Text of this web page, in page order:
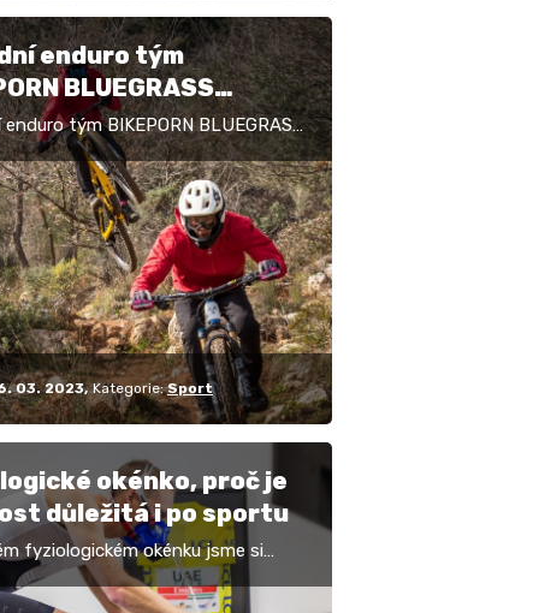
enduro tým
BLUEGRASS
TEAM
tým BIKEPORN BLUEGRASS
TEAM otevírá třetí rok své
zase na dalším levelu. (Tisková
tomu opravdu…
03. 2023 Kategorie: Sport
okénko, proč je
důležitá i po sportu
fyziologickém okénku jsme si
regenerace a její přinos